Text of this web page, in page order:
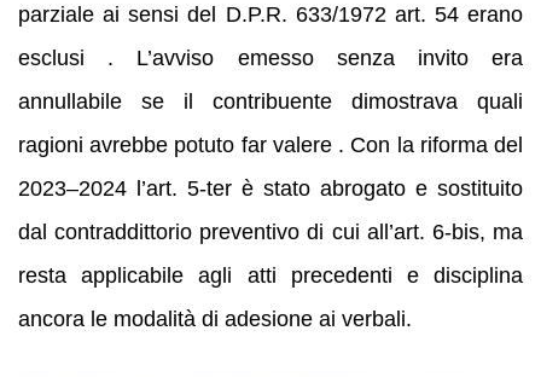
parziale ai sensi del D.P.R. 633/1972 art. 54 erano
esclusi . L’avviso emesso senza invito era
annullabile se il contribuente dimostrava quali
ragioni avrebbe potuto far valere . Con la riforma del
2023–2024 l’art. 5‑ter è stato abrogato e sostituito
dal contraddittorio preventivo di cui all’art. 6‑bis, ma
resta applicabile agli atti precedenti e disciplina
ancora le modalità di adesione ai verbali.